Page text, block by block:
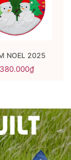
NOEL 2025